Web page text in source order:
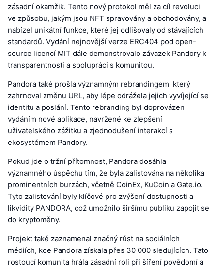
zásadní okamžik. Tento nový protokol měl za cíl revoluci
ve způsobu, jakým jsou NFT spravovány a obchodovány, a
nabízel unikátní funkce, které jej odlišovaly od stávajících
standardů. Vydání nejnovější verze ERC404 pod open-
source licencí MIT dále demonstrovalo závazek Pandory k
transparentnosti a spolupráci s komunitou.
Pandora také prošla významným rebrandingem, který
zahrnoval změnu URL, aby lépe odrážela jejich vyvíjející se
identitu a poslání. Tento rebranding byl doprovázen
vydáním nové aplikace, navržené ke zlepšení
uživatelského zážitku a zjednodušení interakcí s
ekosystémem Pandory.
Pokud jde o tržní přítomnost, Pandora dosáhla
významného úspěchu tím, že byla zalistována na několika
prominentních burzách, včetně CoinEx, KuCoin a Gate.io.
Tyto zalistování byly klíčové pro zvýšení dostupnosti a
likvidity PANDORA, což umožnilo širšímu publiku zapojit se
do kryptoměny.
Projekt také zaznamenal značný růst na sociálních
médiích, kde Pandora získala přes 30 000 sledujících. Tato
rostoucí komunita hrála zásadní roli při šíření povědomí a